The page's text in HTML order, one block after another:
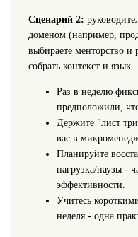
Сценарий 2:
доменом (например,
выбираете менторство и
собрать контекст и язык.
Раз в неделю
предположили,
Держите "лист
вас в
Планируйте
нагрузка/паузы -
эффективности.
Учитесь
неделя - одна